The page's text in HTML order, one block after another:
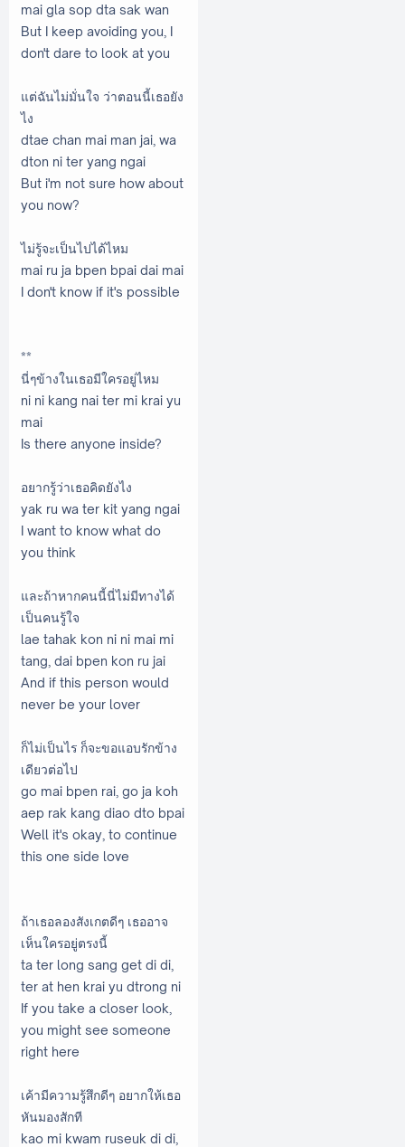
mai gla sop dta sak wan
But I keep avoiding you, I
don't dare to look at you
แต่ฉันไม่มั่นใจ ว่าตอนนี้เธอยัง
ไง
dtae chan mai man jai, wa
dton ni ter yang ngai
But i'm not sure how about
you now?
ไม่รู้จะเป็นไปได้ไหม
mai ru ja bpen bpai dai mai
I don't know if it's possible
**
นี่ๆข้างในเธอมีใครอยู่ไหม
ni ni kang nai ter mi krai yu
mai
Is there anyone inside?
อยากรู้ว่าเธอคิดยังไง
yak ru wa ter kit yang ngai
I want to know what do
you think
และถ้าหากคนนี้นี่ไม่มีทางได้
เป็นคนรู้ใจ
lae tahak kon ni ni mai mi
tang, dai bpen kon ru jai
And if this person would
never be your lover
ก็ไม่เป็นไร ก็จะขอแอบรักข้าง
เดียวต่อไป
go mai bpen rai, go ja koh
aep rak kang diao dto bpai
Well it's okay, to continue
this one side love
ถ้าเธอลองสังเกตดีๆ เธออาจ
เห็นใครอยู่ตรงนี้
ta ter long sang get di di,
ter at hen krai yu dtrong ni
If you take a closer look,
you might see someone
right here
เค้ามีความรู้สึกดีๆ อยากให้เธอ
หันมองสักที
kao mi kwam ruseuk di di,